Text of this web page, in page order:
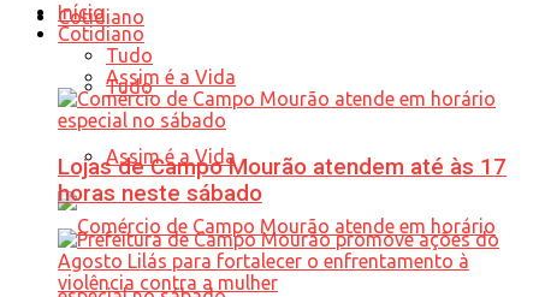
Cotidiano
Tudo
Assim é a Vida
Início
Cotidiano
Tudo
Assim é a Vida
Lojas de Campo Mourão atendem até às 17
horas neste sábado